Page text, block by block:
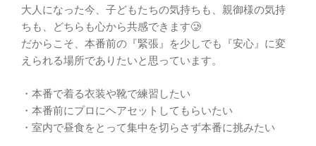
大人になった今、子どもたちの気持ちも、親御様の気持
ちも、どちらも心から共感できます🥲
だからこそ、本番前の『緊張』を少しでも『安心』に変
えられる場所でありたいと思っています。
・本番で着る衣装や靴で練習したい
・本番前にプロにヘアセットしてもらいたい
・室内で昼食をとって集中を切らさず本番に挑みたい